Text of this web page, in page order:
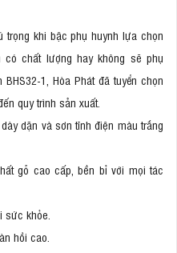
khi bậc phụ huynh lựa chọn
chất lượng hay không sẽ phụ
1, Hòa Phát đã tuyển chọn
quy trình sản xuất.
dặn và sơn tĩnh điện màu trắng
gỗ cao cấp, bền bỉ với mọi tác
sức khỏe.
hồi cao.